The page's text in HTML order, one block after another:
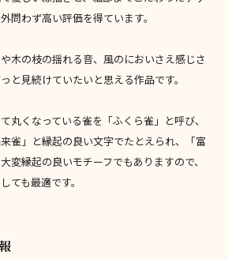
問わず高い評価を得ています。
木の枝の揺れる音、風のにおいさえ感じさ
と見続けていたいと思える作品です。
丸くなっている雀を「ふくら雀」と呼び、
来雀」と縁起の良い文字でたとえられ、「富
変縁起の良いモチーフでもありますので、
ても最適です。